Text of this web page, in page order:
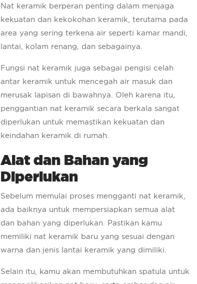
Nat keramik berperan penting dalam menjaga
kekuatan dan kekokohan keramik, terutama pada
area yang sering terkena air seperti kamar mandi,
lantai, kolam renang, dan sebagainya.
Fungsi nat keramik juga sebagai pengisi celah
antar keramik untuk mencegah air masuk dan
merusak lapisan di bawahnya. Oleh karena itu,
penggantian nat keramik secara berkala sangat
diperlukan untuk memastikan kekuatan dan
keindahan keramik di rumah.
Alat dan Bahan yang
Diperlukan
Sebelum memulai proses mengganti nat keramik,
ada baiknya untuk mempersiapkan semua alat
dan bahan yang diperlukan. Pastikan kamu
memiliki nat keramik baru yang sesuai dengan
warna dan jenis lantai keramik yang dimiliki.
Selain itu, kamu akan membutuhkan spatula untuk